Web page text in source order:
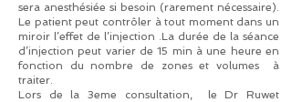
sera anesthésiée si besoin (rarement nécessaire).
Le patient peut contrôler à tout moment dans un
miroir l’effet de l’injection .La durée de la séance
d’injection peut varier de 15 min à une heure en
fonction du nombre de zones et volumes à
traiter.
Lors de la 3eme consultation, le Dr Ruwet